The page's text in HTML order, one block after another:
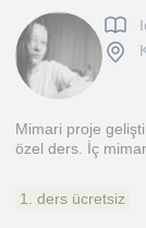
Mimari proje
özel ders. İç
1. ders ücretsiz